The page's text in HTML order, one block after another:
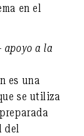
en el
apoyo a la
es una
se utiliza
del